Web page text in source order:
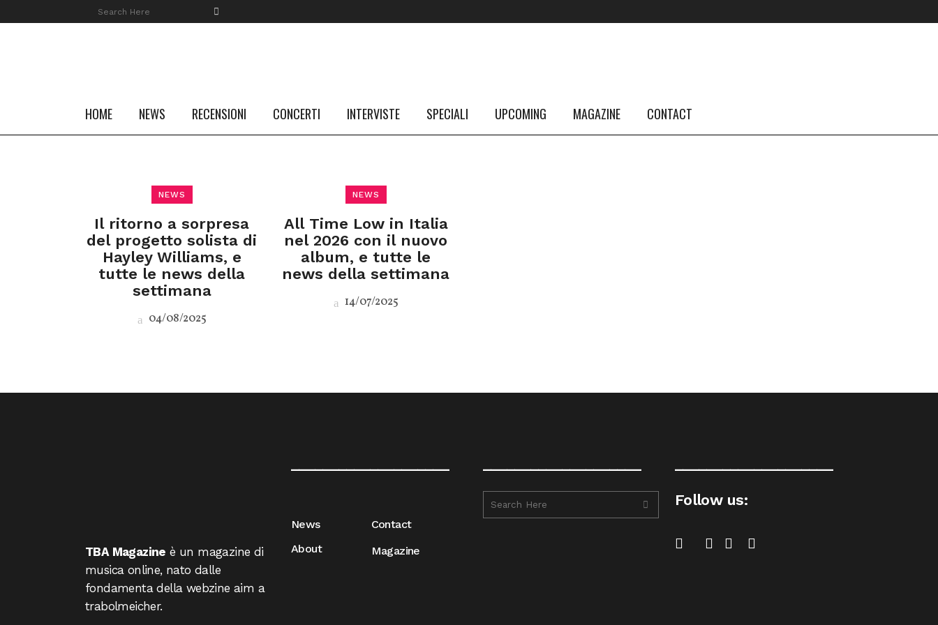
HOME NEWS RECENSIONI CONCERTI INTERVISTE SPECIALI UPCOMING MAGAZINE CONTACT
NEWS
Il ritorno a sorpresa
del progetto solista di
Hayley Williams, e
tutte le news della
settimana
04/08/2025
NEWS
All Time Low in Italia
nel 2026 con il nuovo
album, e tutte le
news della settimana
14/07/2025
FOLLOW US #TBA
INSTAGRAM FEED
TBA Magazine è un magazine di
musica online, nato dalle
fondamenta della webzine aim a
trabolmeicher.
News
About
Contact
Magazine
Follow us: